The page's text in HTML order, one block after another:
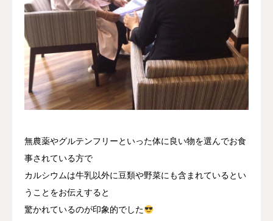
無農薬やグルテンフリーといった体に良い物を選んでお食
事されている方で
カルシウムは牛乳以外に豆類や野菜にも含まれているとい
うことをお伝えすると
驚かれているのが印象的でした